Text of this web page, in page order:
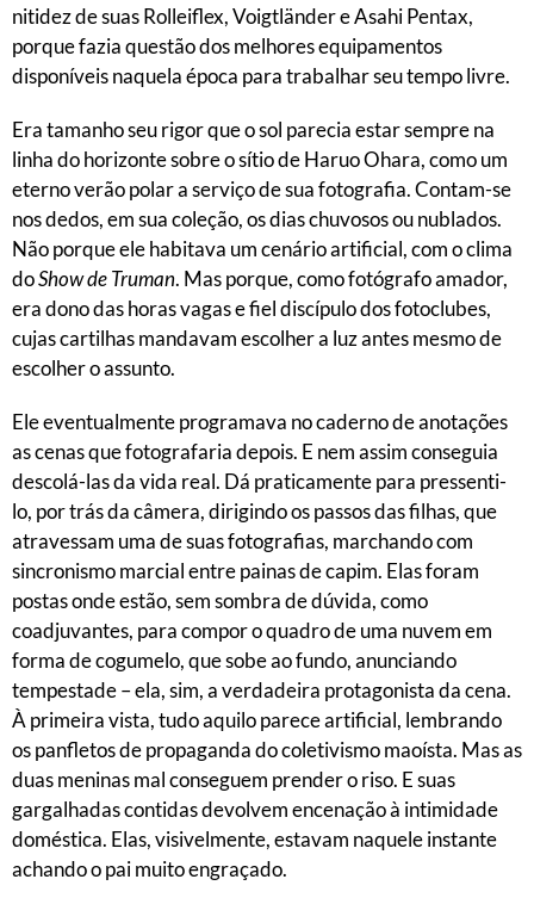
nitidez de suas Rolleiflex, Voigtländer e Asahi Pentax,
porque fazia questão dos melhores equipamentos
disponíveis naquela época para trabalhar seu tempo livre.
Era tamanho seu rigor que o sol parecia estar sempre na
linha do horizonte sobre o sítio de Haruo Ohara, como um
eterno verão polar a serviço de sua fotografia. Contam-se
nos dedos, em sua coleção, os dias chuvosos ou nublados.
Não porque ele habitava um cenário artificial, com o clima
doShow de Truman. Mas porque, como fotógrafo amador,
era dono das horas vagas e fiel discípulo dos fotoclubes,
cujas cartilhas mandavam escolher a luz antes mesmo de
escolher o assunto.
Ele eventualmente programava no caderno de anotações
as cenas que fotografaria depois. E nem assim conseguia
descolá-las da vida real. Dá praticamente para pressenti-
lo, por trás da câmera, dirigindo os passos das filhas, que
atravessam uma de suas fotografias, marchando com
sincronismo marcial entre painas de capim. Elas foram
postas onde estão, sem sombra de dúvida, como
coadjuvantes, para compor o quadro de uma nuvem em
forma de cogumelo, que sobe ao fundo, anunciando
tempestade – ela, sim, a verdadeira protagonista da cena.
À primeira vista, tudo aquilo parece artificial, lembrando
os panfletos de propaganda do coletivismo maoísta. Mas as
duas meninas mal conseguem prender o riso. E suas
gargalhadas contidas devolvem encenação à intimidade
doméstica. Elas, visivelmente, estavam naquele instante
achando o pai muito engraçado.